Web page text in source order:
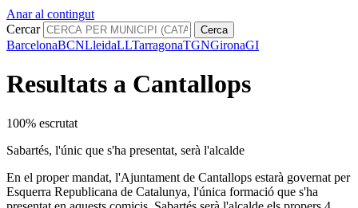
Anar al contingut
Cercar
Cerca
BarcelonaBCNLleidaLLTarragonaTGNGironaGI
Resultats a Cantallops
100% escrutat
Sabartés, l'únic que s'ha presentat, serà l'alcalde
En el proper mandat, l'Ajuntament de Cantallops estarà governat per
Esquerra Republicana de Catalunya, l'única formació que s'ha